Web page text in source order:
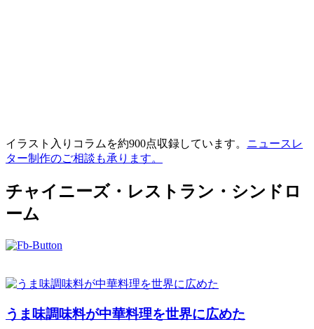
イラスト入りコラムを約900点収録しています。 ニュースレ
ター制作のご相談も承ります。
チャイニーズ・レストラン・シンドロ
ーム
うま味調味料が中華料理を世界に広めた